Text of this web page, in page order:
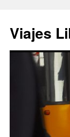
contenido
Viajes